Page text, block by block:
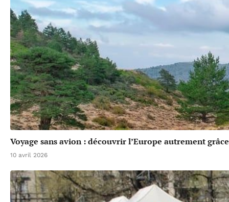
Voyage sans avion : découvrir l’Europe autrement
10 avril 2026